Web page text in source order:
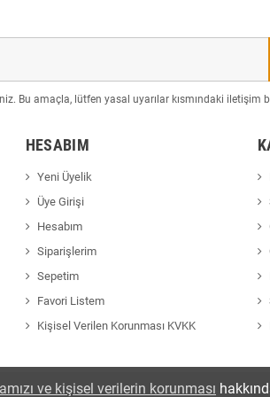
Bu amaçla, lütfen yasal uyarılar kısmındaki iletişim
HESABIM
Yeni Üyelik
Üye Girişi
Hesabım
Siparişlerim
Sepetim
Favori Listem
Kişisel Verilen Korunması KVKK
ve kişisel verilerin korunması